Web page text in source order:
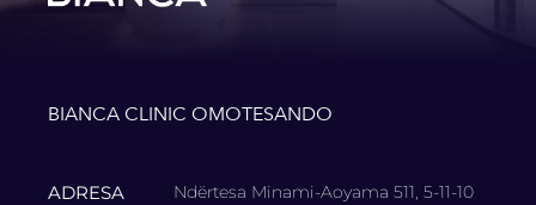
BIANCA CLINIC OMOTESANDO
ADRESA
Ndërtesa Minami-Aoyama 511, 5-11-10